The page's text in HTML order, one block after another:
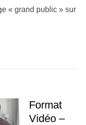
« grand public » sur
Format
Vidéo –